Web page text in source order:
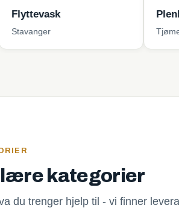
Plenklipping
kategorier
du trenger hjelp til - vi finner